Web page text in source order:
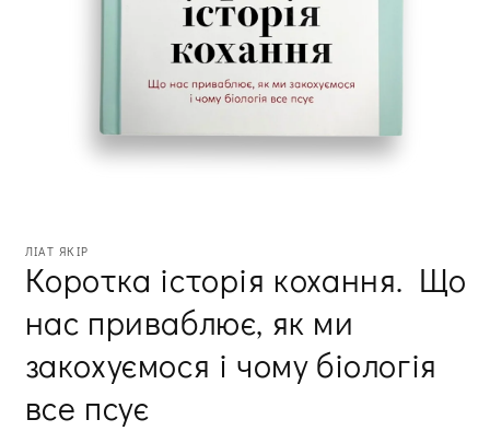
1
в
модальному
вікні
ЛІАТ ЯКІР
Коротка історія кохання. Що
нас приваблює, як ми
закохуємося і чому біологія
все псує